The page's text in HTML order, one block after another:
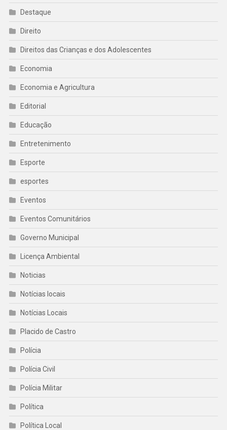
Destaque
Direito
Direitos das Crianças e dos Adolescentes
Economia
Economia e Agricultura
Editorial
Educação
Entretenimento
Esporte
esportes
Eventos
Eventos Comunitários
Governo Municipal
Licença Ambiental
Noticias
Notícias locais
Notícias Locais
Placido de Castro
Polícia
Polícia Civil
Polícia Militar
Política
Política Local